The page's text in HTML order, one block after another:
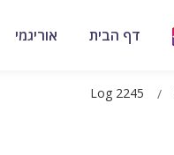
דף הבית אוריגמי
Log 2245